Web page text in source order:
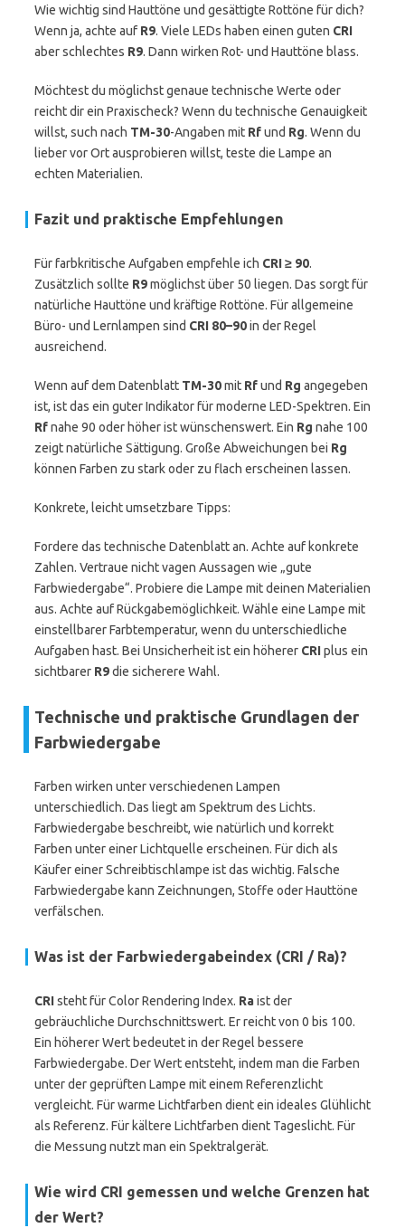
Wie wichtig sind Hauttöne und gesättigte Rottöne für dich?
Wenn ja, achte auf R9. Viele LEDs haben einen guten CRI
aber schlechtes R9. Dann wirken Rot- und Hauttöne blass.
Möchtest du möglichst genaue technische Werte oder
reicht dir ein Praxischeck? Wenn du technische Genauigkeit
willst, such nach TM-30-Angaben mit Rfund Rg. Wenn du
lieber vor Ort ausprobieren willst, teste die Lampe an
echten Materialien.
Fazit und praktische Empfehlungen
Für farbkritische Aufgaben empfehle ich CRI ≥ 90.
Zusätzlich sollte R9möglichst über 50 liegen. Das sorgt für
natürliche Hauttöne und kräftige Rottöne. Für allgemeine
Büro- und Lernlampen sind CRI 80–90in der Regel
ausreichend.
Wenn auf dem Datenblatt TM-30mit Rfund Rg angegeben
ist, ist das ein guter Indikator für moderne LED-Spektren. Ein
Rfnahe 90 oder höher ist wünschenswert. Ein Rg nahe 100
zeigt natürliche Sättigung. Große Abweichungen bei Rg
können Farben zu stark oder zu flach erscheinen lassen.
Konkrete, leicht umsetzbare Tipps:
Fordere das technische Datenblatt an. Achte auf konkrete
Zahlen. Vertraue nicht vagen Aussagen wie „gute
Farbwiedergabe“. Probiere die Lampe mit deinen Materialien
aus. Achte auf Rückgabemöglichkeit. Wähle eine Lampe mit
einstellbarer Farbtemperatur, wenn du unterschiedliche
Aufgaben hast. Bei Unsicherheit ist ein höherer CRIplus ein
sichtbarer R9die sicherere Wahl.
Technische und praktische Grundlagen der
Farbwiedergabe
Farben wirken unter verschiedenen Lampen
unterschiedlich. Das liegt am Spektrum des Lichts.
Farbwiedergabe beschreibt, wie natürlich und korrekt
Farben unter einer Lichtquelle erscheinen. Für dich als
Käufer einer Schreibtischlampe ist das wichtig. Falsche
Farbwiedergabe kann Zeichnungen, Stoffe oder Hauttöne
verfälschen.
Was ist der Farbwiedergabeindex (CRI / Ra)?
CRIsteht für Color Rendering Index. Raist der
gebräuchliche Durchschnittswert. Er reicht von 0 bis 100.
Ein höherer Wert bedeutet in der Regel bessere
Farbwiedergabe. Der Wert entsteht, indem man die Farben
unter der geprüften Lampe mit einem Referenzlicht
vergleicht. Für warme Lichtfarben dient ein ideales Glühlicht
als Referenz. Für kältere Lichtfarben dient Tageslicht. Für
die Messung nutzt man ein Spektralgerät.
Wie wird CRI gemessen und welche Grenzen hat
der Wert?